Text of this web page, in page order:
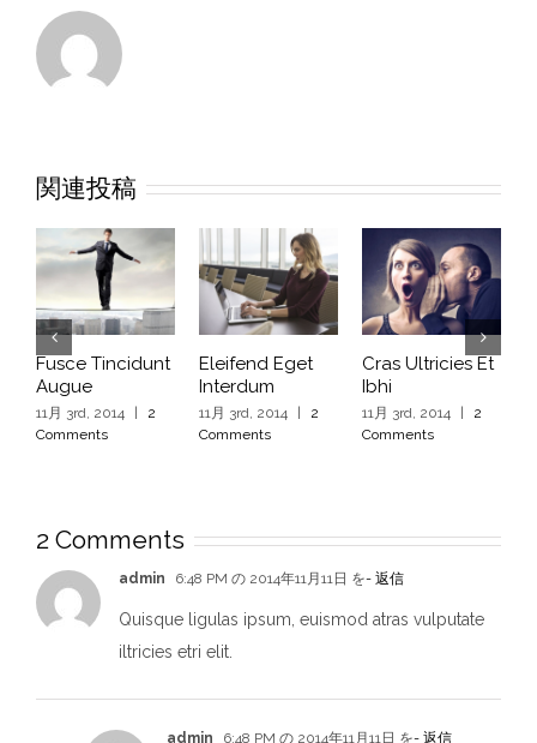
関連投稿
Fusce Tincidunt
Augue
11月 3rd, 2014
2
Comments
Eleifend Eget
Interdum
11月 3rd, 2014
2
Comments
Cras Ultricies Et
Ibhi
11月 3rd, 2014
2
Comments
2 Comments
admin 6:48 PM の 2014年11月11日 を- 返信
Quisque ligulas ipsum, euismod atras vulputate
iltricies etri elit.
admin 6:48 PM の 2014年11月11日 を- 返信